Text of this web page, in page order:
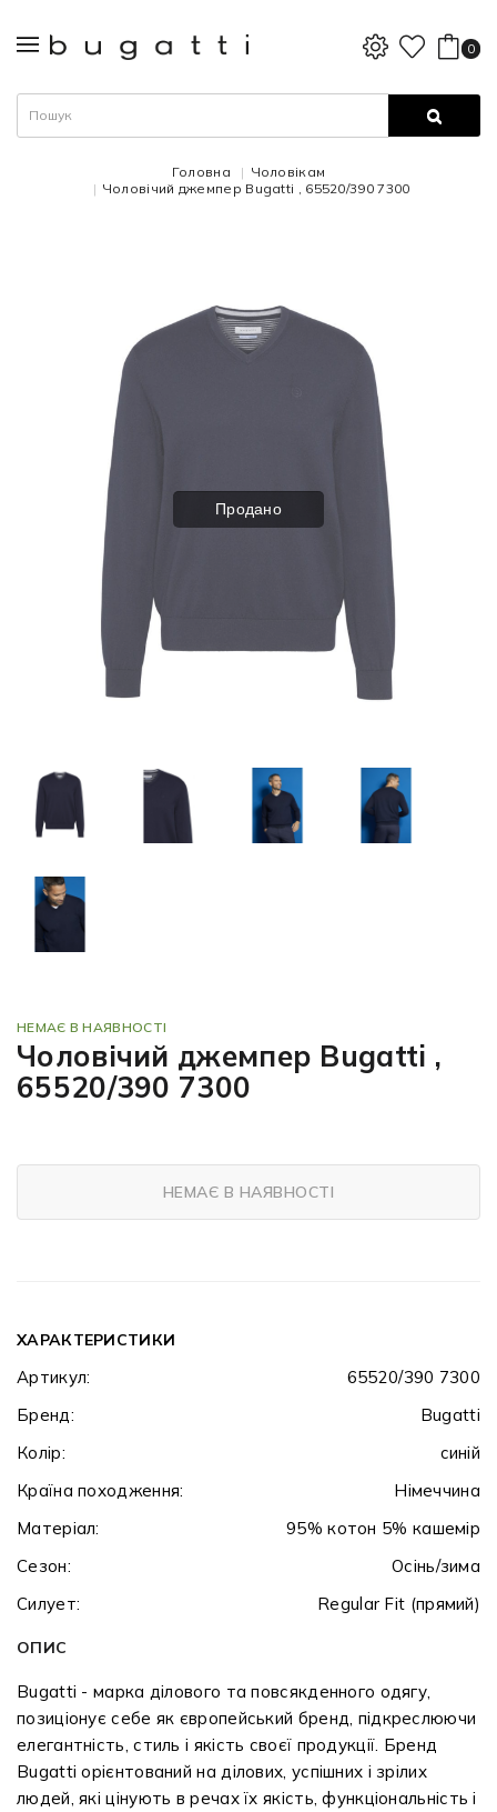
0
Головна
Чоловікам
Чоловічий джемпер Bugatti , 65520/390 7300
Продано
НЕМАЄ В НАЯВНОСТІ
Чоловічий джемпер Bugatti ,
65520/390 7300
НЕМАЄ В НАЯВНОСТІ
ХАРАКТЕРИСТИКИ
Артикул:
65520/390 7300
Бренд:
Bugatti
Колір:
синій
Країна походження:
Німеччина
Матеріал:
95% котон 5% кашемір
Сезон:
Осінь/зима
Силует:
Regular Fit (прямий)
ОПИС
Bugatti - марка ділового та повсякденного одягу,
позиціонує себе як європейський бренд, підкреслюючи
елегантність, стиль і якість своєї продукції. Бренд
Bugatti орієнтований на ділових, успішних і зрілих
людей, які цінують в речах їх якість, функціональність і